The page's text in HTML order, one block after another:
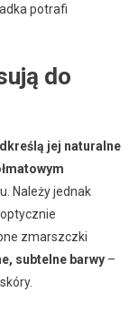
potrafi
do
jej naturalne
Należy jednak
zmarszczki
subtelne barwy–